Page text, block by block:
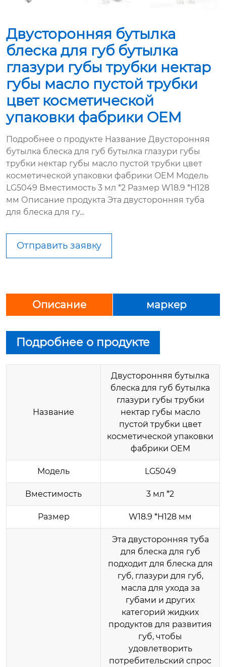
Двусторонняя бутылка
блеска для губ бутылка
глазури губы трубки нектар
губы масло пустой трубки
цвет косметической
упаковки фабрики OEM
Подробнее о продукте Название Двусторонняя
бутылка блеска для губ бутылка глазури губы
трубки нектар губы масло пустой трубки цвет
косметической упаковки фабрики OEM Модель
LG5049 Вместимость 3 мл *2 Размер W18.9 *H128
мм Описание продукта Эта двусторонняя туба
для блеска для гу...
Отправить заявку
Описание маркер
Подробнее о продукте
Название
Двусторонняя бутылка
блеска для губ бутылка
глазури губы трубки
нектар губы масло
пустой трубки цвет
косметической упаковки
фабрики OEM
Модель LG5049
Вместимость 3 мл *2
Размер W18.9 *H128 мм
Эта двусторонняя туба
для блеска для губ
подходит для блеска для
губ, глазури для губ,
масла для ухода за
губами и других
категорий жидких
продуктов для развития
губ, чтобы
удовлетворить
потребительский спрос